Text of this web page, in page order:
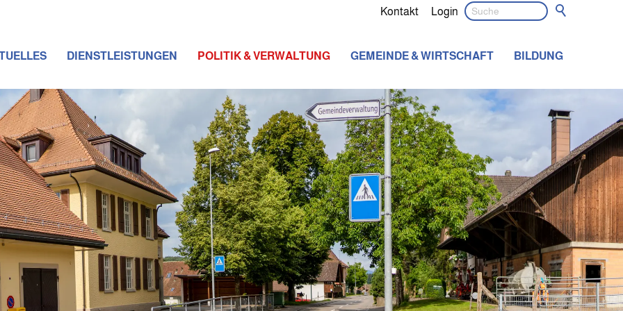
Login
Kontakt
DIENSTLEISTUNGEN POLITIK & VERWALTUNG GEMEINDE & WIRTSCHAFT BILDUNG